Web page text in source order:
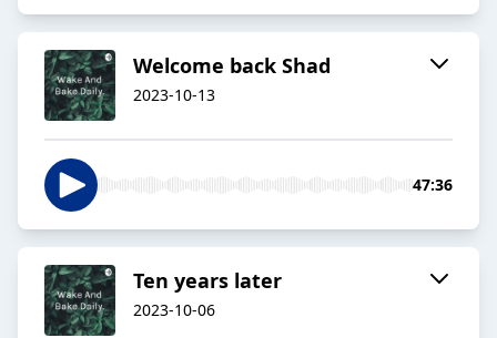
Welcome back Shad
2023-10-13
47:36
Ten years later
2023-10-06